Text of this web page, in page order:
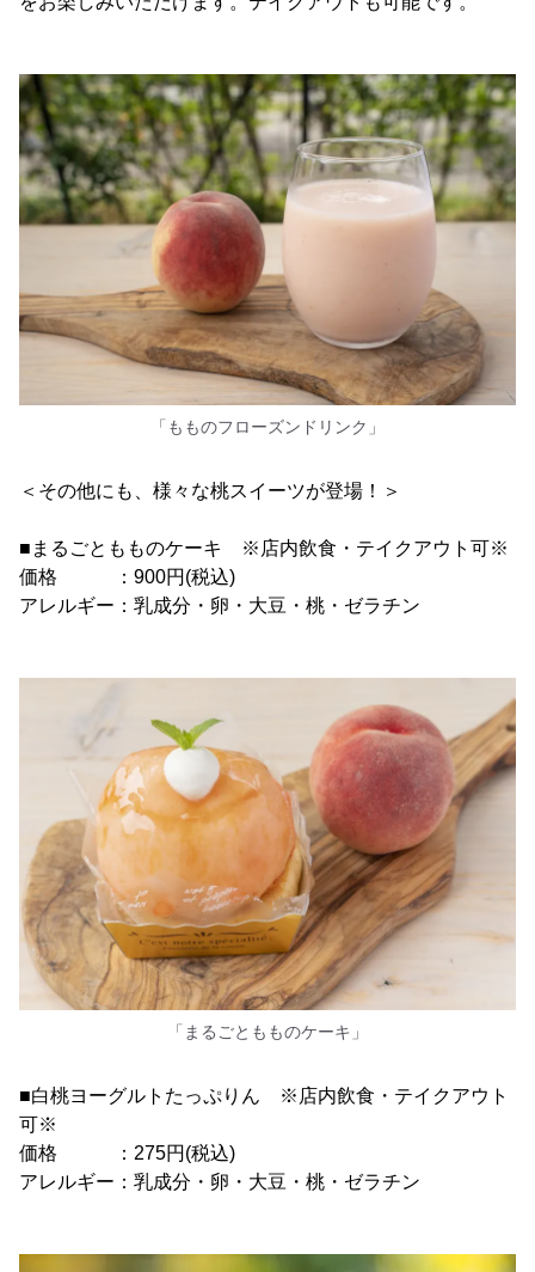
「もものフローズンドリンク」
＜その他にも、様々な桃スイーツが登場！＞
■まるごともものケーキ ※店内飲食・テイクアウト可※
価格 ：900円(税込)
アレルギー：乳成分・卵・大豆・桃・ゼラチン
「まるごともものケーキ」
■白桃ヨーグルトたっぷりん ※店内飲食・テイクアウト
可※
価格 ：275円(税込)
アレルギー：乳成分・卵・大豆・桃・ゼラチン